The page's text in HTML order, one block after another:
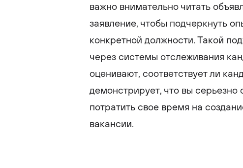
важно внимательно читать
заявление, чтобы подчеркнуть
конкретной должности. Такой
через системы отслеживания
оценивают, соответствует ли
демонстрирует, что вы серьезно
потратить свое время на
вакансии.